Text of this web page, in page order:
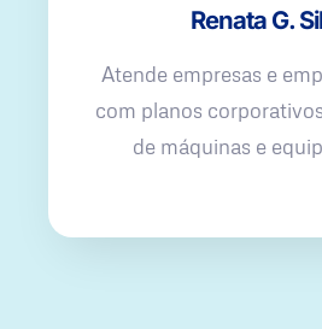
Renata G.
Atende empresas e
com planos
de máquinas e